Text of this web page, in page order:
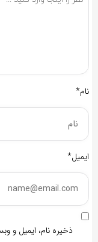
نام*
ایمیل*
ذخیره نام، ایمیل و